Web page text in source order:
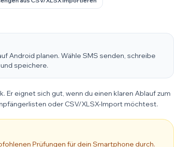
Android planen. Wähle SMS senden, schreibe
speichere.
Er eignet sich gut, wenn du einen klaren Ablauf zum
oder CSV/XLSX-Import möchtest.
Prüfungen für dein Smartphone durch.